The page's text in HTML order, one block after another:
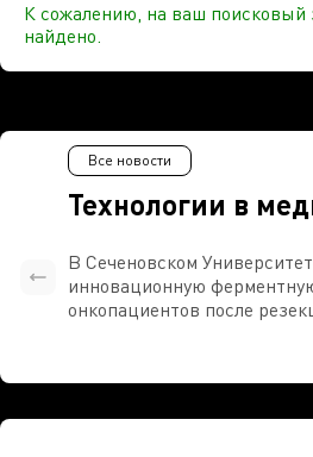
К сожалению, на ваш поисковый
найдено.
Технологии в
Все новости
В Сеченовском
инновационную
онкопациентов после